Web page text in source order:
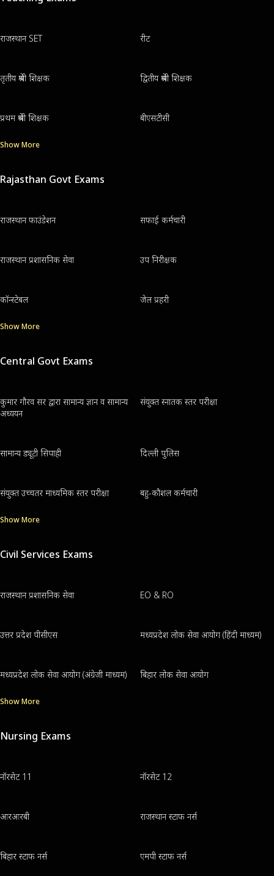
राजस्थान SET रीट
तृतीय श्रेणी शिक्षक द्वितीय श्रेणी शिक्षक
प्रथम श्रेणी शिक्षक बीएसटीसी
Show More
Rajasthan Govt Exams
राजस्थान फाउंडेशन सफाई कर्मचारी
राजस्थान प्रशासनिक सेवा उप निरीक्षक
कॉन्स्टेबल जेल प्रहरी
Show More
Central Govt Exams
कुमार गौरव सर द्वारा सामान्य ज्ञान व सामान्य
अध्ययन
संयुक्त स्नातक स्तर परीक्षा
सामान्य ड्यूटी सिपाही दिल्ली पुलिस
संयुक्त उच्चतर माध्यमिक स्तर परीक्षा बहु-कौशल कर्मचारी
Show More
Civil Services Exams
राजस्थान प्रशासनिक सेवा EO & RO
उत्तर प्रदेश पीसीएस मध्यप्रदेश लोक सेवा आयोग (हिंदी माध्यम)
मध्यप्रदेश लोक सेवा आयोग (अंग्रेजी माध्यम) बिहार लोक सेवा आयोग
Show More
Nursing Exams
नॉरसेट 11 नॉरसेट 12
आरआरबी राजस्थान स्टाफ नर्स
बिहार स्टाफ नर्स एमपी स्टाफ नर्स